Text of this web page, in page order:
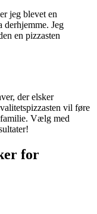
jeg blevet en
derhjemme. Jeg
en pizzasten
der elsker
vil føre
Vælg med
for